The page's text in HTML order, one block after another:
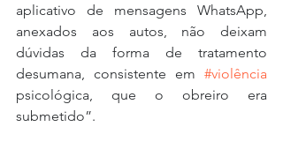
aplicativo de mensagens WhatsApp,
anexados aos autos, não deixam
dúvidas da forma de tratamento
desumana, consistente em #violência
psicológica, que o obreiro era
submetido”.